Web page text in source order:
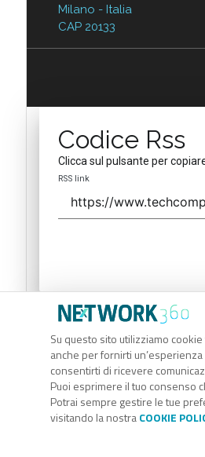
Su questo sito utilizziamo
anche per fornirti
consentirti di ricevere
Puoi esprimere il tuo consenso
Potrai sempre gestire le tue
visitando la nostraCOOKIE
Milano - Italia
CAP 20133
Codice Rss
Clicca sul pulsante per
RSS link
Codice Rss
Clicca sul pulsante per
RSS link